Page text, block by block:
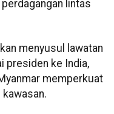
lintas
menyusul lawatan
presiden ke India,
memperkuat